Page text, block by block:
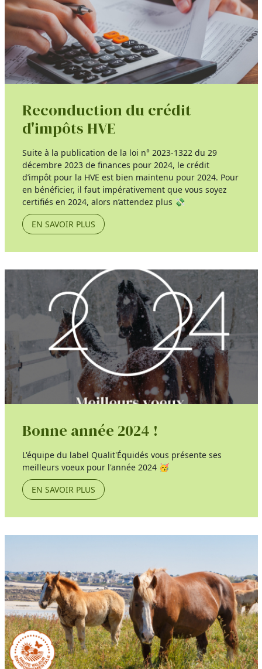
Reconduction du crédit
d'impôts HVE
Suite à la publication de la loi n° 2023-1322 du 29
décembre 2023 de finances pour 2024, le crédit
d’impôt pour la HVE est bien maintenu pour 2024. Pour
en bénéficier, il faut impérativement que vous soyez
certifiés en 2024, alors n’attendez plus 💸
EN SAVOIR PLUS
Bonne année 2024 !
L'équipe du label Qualit'Équidés vous présente ses
meilleurs voeux pour l'année 2024 🥳
EN SAVOIR PLUS